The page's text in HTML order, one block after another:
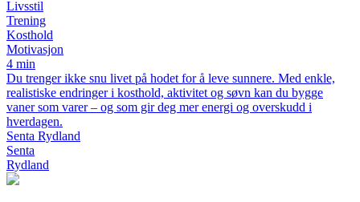
Livsstil
Trening
Kosthold
Motivasjon
4 min
Du trenger ikke snu livet på hodet for å leve sunnere. Med enkle,
realistiske endringer i kosthold, aktivitet og søvn kan du bygge
vaner som varer – og som gir deg mer energi og overskudd i
hverdagen.
Senta Rydland
Senta
Rydland